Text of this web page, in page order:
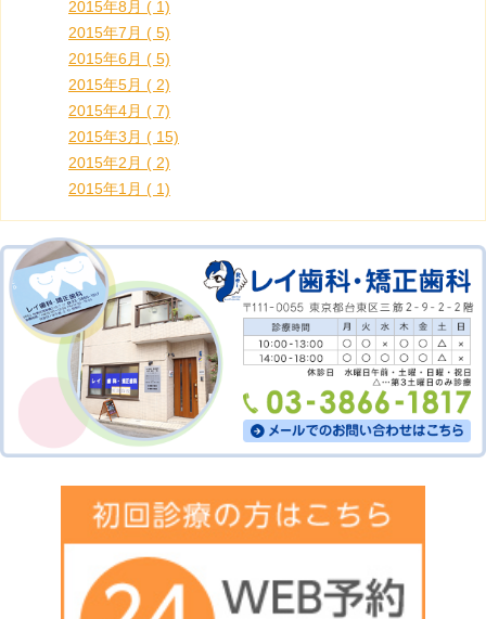
2015年8月 ( 1)
2015年7月 ( 5)
2015年6月 ( 5)
2015年5月 ( 2)
2015年4月 ( 7)
2015年3月 ( 15)
2015年2月 ( 2)
2015年1月 ( 1)